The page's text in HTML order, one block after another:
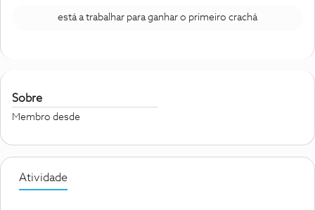
está a trabalhar para ganhar o primeiro crachá
Sobre
Membro desde
Atividade